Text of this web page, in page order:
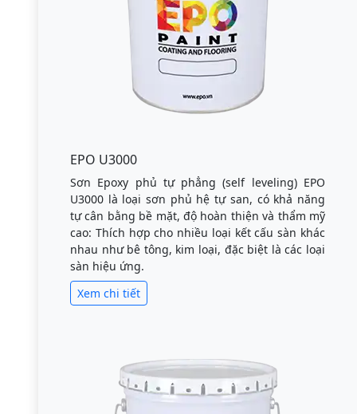
EPO U3000
Sơn Epoxy phủ tự phẳng (self leveling) EPO
U3000 là loại sơn phủ hệ tự san, có khả năng
tự cân bằng bề mặt, độ hoàn thiện và thẩm mỹ
cao: Thích hợp cho nhiều loại kết cấu sàn khác
nhau như bê tông, kim loại, đặc biệt là các loại
sàn hiệu ứng.
Xem chi tiết